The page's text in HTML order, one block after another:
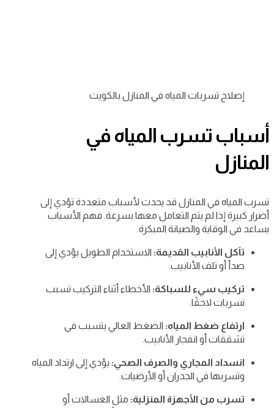
إصلاح تسربات المياه في المنازل بالكويت
أسباب تسرب المياه في
المنازل
تسرب المياه في المنازل قد يحدث لأسباب متعددة تؤدي إلى
أضرار كبيرة إذا لم يتم التعامل معها بسرعة. فهم الأسباب
يساعد في الوقاية والصيانة المبكرة.
تآكل الأنابيب القديمة: الاستخدام الطويل يؤدي إلى
صدأ أو تلف الأنابيب.
تركيب سيء للسباكة: الأخطاء أثناء التركيب تسبب
تسربات لاحقًا.
ارتفاع ضغط المياه: الضغط العالي يتسبب في
تشققات أو انفجار الأنابيب.
انسداد المجاري والصرف الصحي: يؤدي إلى ارتداد المياه
وتسربها في الجدران أو الأرضيات.
تسرب من الأجهزة المنزلية: مثل الغسالات أو